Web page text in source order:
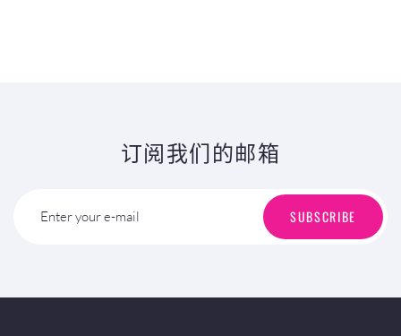
订阅我们的邮箱
Enter your e-mail SUBSCRIBE